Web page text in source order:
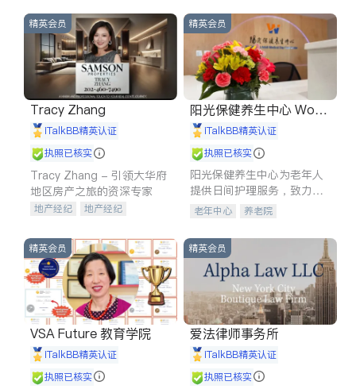
精英会员
Tracy Zhang
iTalkBB精英认证
执照已核实
Tracy Zhang - 引领大华府
地区房产之旅的资深专家
地产经纪
地产经纪
商铺租售
开发商建商
精英会员
阳光保健养生中心 World
shine
iTalkBB精英认证
执照已核实
阳光保健养生中心为老年人
提供日间护理服务，致力于
通过持续的护理创新来有效
老年中心 养老院
精英会员
VSA Future 教育学院
iTalkBB精英认证
执照已核实
精英会员
爱法律师事务所
iTalkBB精英认证
执照已核实